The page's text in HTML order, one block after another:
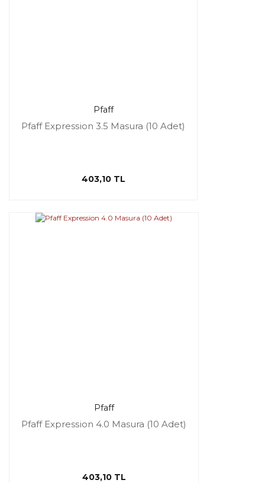
Pfaff
Pfaff Expression 3.5 Masura (10 Adet)
403,10 TL
Pfaff
Pfaff Expression 4.0 Masura (10 Adet)
403,10 TL